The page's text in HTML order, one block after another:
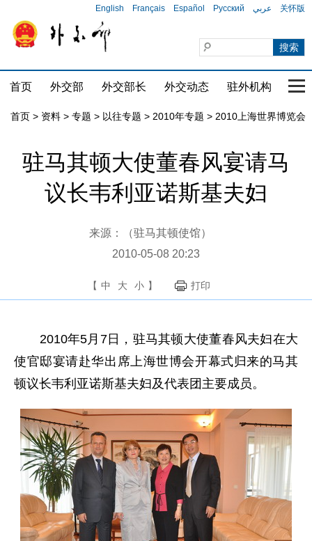
English Français Español Русский عربي 关怀版
首页 外交部 外交部长 外交动态 驻外机构 国
首页 > 资料 > 专题 > 以往专题 > 2010年专题 > 2010上海世界博览会
驻马其顿大使董春风宴请马
议长韦利亚诺斯基夫妇
来源：（驻马其顿使馆）
2010-05-08 20:23
【 中 大 小 】 打印
2010年5月7日，驻马其顿大使董春风夫妇在大
使官邸宴请赴华出席上海世博会开幕式归来的马其
顿议长韦利亚诺斯基夫妇及代表团主要成员。